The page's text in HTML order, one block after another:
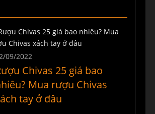
09/2022
Chivas 25 giá bao
Mua rượu Chivas
tay ở đâu